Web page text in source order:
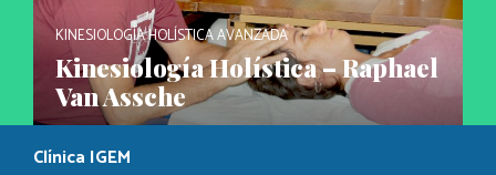
KINESIOLOGÍA HOLÍSTICA AVANZADA
Kinesiología Holística – Raphael
Van Assche
Clínica IGEM